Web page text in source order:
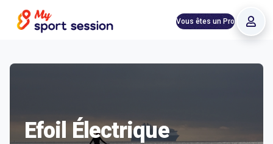
Vous êtes un Pro
Efoil Électrique